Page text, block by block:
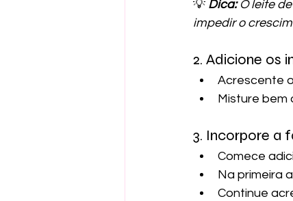
💡 Dica: O leite
impedir o
2. Adicione os
Acrescente
Misture
3. Incorpore a
Comece
Na primeira
Continue